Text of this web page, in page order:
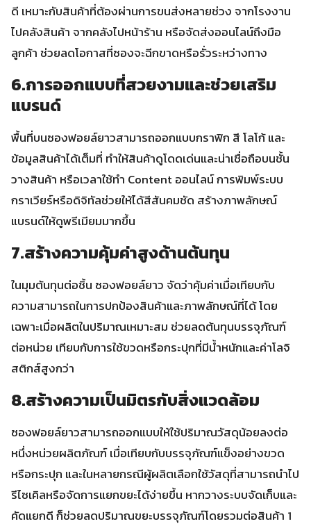
ดี เหมาะกับสินค้าที่ต้องผ่านการขนส่งหลายช่วง จากโรงงาน
ไปคลังสินค้า จากคลังไปหน้าร้าน หรือจัดส่งออนไลน์ถึงมือ
ลูกค้า ช่วยลดโอกาสที่ซองจะฉีกขาดหรือรั่วระหว่างทาง
6.การออกแบบที่สวยงามและช่วยเสริม
แบรนด์
พื้นที่บนซองฟอยล์ยาวสามารถออกแบบกราฟิก สี โลโก้ และ
ข้อมูลสินค้าได้เต็มที่ ทำให้สินค้าดูโดดเด่นและน่าเชื่อถือบนชั้น
วางสินค้า หรือเวลาใช้ทำ Content ออนไลน์ การพิมพ์ระบบ
กราเวียร์หรือดิจิทัลช่วยให้ได้สีสันคมชัด สร้างภาพลักษณ์
แบรนด์ให้ดูพรีเมียมมากขึ้น
7.สร้างความคุ้มค่าสูงด้านต้นทุน
ในมุมต้นทุนต่อชิ้น ซองฟอยล์ยาว จัดว่าคุ้มค่าเมื่อเทียบกับ
ความสามารถในการปกป้องสินค้าและภาพลักษณ์ที่ได้ โดย
เฉพาะเมื่อผลิตในปริมาณเหมาะสม ช่วยลดต้นทุนบรรจุภัณฑ์
ต่อหน่วย เทียบกับการใช้ขวดหรือกระปุกที่มีน้ำหนักและค่าโลจิ
สติกส์สูงกว่า
8.สร้างความเป็นมิตรกับสิ่งแวดล้อม
ซองฟอยล์ยาวสามารถออกแบบให้ใช้ปริมาณวัสดุน้อยลงต่อ
หนึ่งหน่วยผลิตภัณฑ์ เมื่อเทียบกับบรรจุภัณฑ์แข็งอย่างขวด
หรือกระปุก และในหลายกรณีผู้ผลิตเลือกใช้วัสดุที่สามารถนำไป
รีไซเคิลหรือจัดการแยกขยะได้ง่ายขึ้น หากวางระบบจัดเก็บและ
คัดแยกดี ก็ช่วยลดปริมาณขยะบรรจุภัณฑ์โดยรวมต่อสินค้า 1